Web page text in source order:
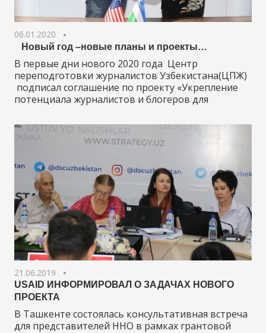
06.01.2020
Новый год –новые планы и проекты…
В первые дни нового 2020 года Центр
переподготовки журналистов Узбекистана(ЦПЖ)
подписал соглашение по проекту «Укрепление
потенциала журналистов и блогеров для
21.06.2019
USAID ИНФОРМИРОВАЛ О ЗАДАЧАХ НОВОГО
ПРОЕКТА
В Ташкенте состоялась консультативная встреча
для представителей ННО в рамках грантовой